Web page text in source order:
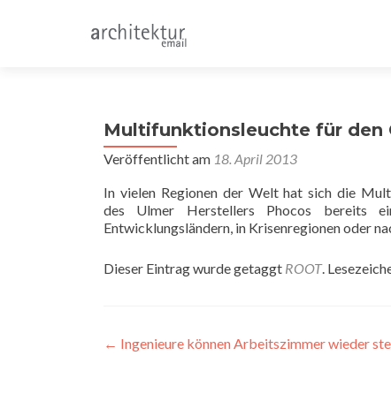
Multifunktionsleuchte für den
Veröffentlicht am 18. April 2013
In vielen Regionen der Welt hat sich die
des Ulmer Herstellers Phocos bereits
Entwicklungsländern, in Krisenregionen oder
Dieser Eintrag wurde getaggt ROOT.
Beitragsnavigation
← Ingenieure können Arbeitszimmer wieder